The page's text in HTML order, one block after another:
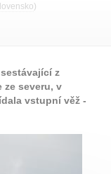
)
z
ze severu, v
vstupní věž -